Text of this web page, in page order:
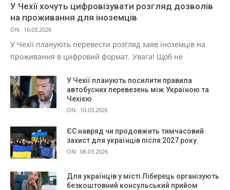
У Чехії хочуть цифровізувати розгляд дозволів
на проживання для іноземців
ON: 16.03.2026
У Чехії планують перевести розгляд заяв іноземців на
проживання в цифровий формат. Увага! Щоб не
У Чехії планують посилити правила
автобусних перевезень між Україною та
Чехією
ON: 10.03.2026
ЄС навряд чи продовжить тимчасовий
захист для українців після 2027 року
ON: 06.03.2026
Для українців у місті Ліберець організують
безкоштовний консульський прийом